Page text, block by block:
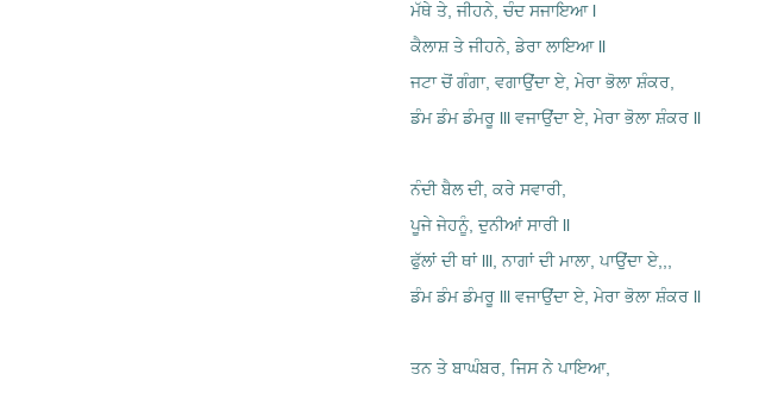
ਮੱਥੇ ਤੇ, ਜੀਹਨੇ, ਚੰਦ ਸਜਾਇਆ l
ਕੈਲਾਸ਼ ਤੇ ਜੀਹਨੇ, ਡੇਰਾ ਲਾਇਆ ll
ਜਟਾ ਚੋਂ ਗੰਗਾ, ਵਗਾਉਂਦਾ ਏ, ਮੇਰਾ ਭੋਲਾ ਸ਼ੰਕਰ,
ਡੰਮ ਡੰਮ ਡੰਮਰੂ lll ਵਜਾਉਂਦਾ ਏ, ਮੇਰਾ ਭੋਲਾ ਸ਼ੰਕਰ ll
ਨੰਦੀ ਬੈਲ ਦੀ, ਕਰੇ ਸਵਾਰੀ,
ਪੂਜੇ ਜੇਹਨੂੰ, ਦੁਨੀਆਂ ਸਾਰੀ ll
ਫੁੱਲਾਂ ਦੀ ਥਾਂ lll, ਨਾਗਾਂ ਦੀ ਮਾਲਾ, ਪਾਉਂਦਾ ਏ,,,
ਡੰਮ ਡੰਮ ਡੰਮਰੂ lll ਵਜਾਉਂਦਾ ਏ, ਮੇਰਾ ਭੋਲਾ ਸ਼ੰਕਰ ll
ਤਨ ਤੇ ਬਾਘੰਬਰ, ਜਿਸ ਨੇ ਪਾਇਆ,